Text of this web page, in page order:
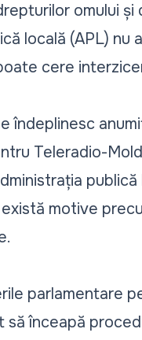
omului și
locală (APL) nu
cere
îndeplinesc
Teleradio-
publică
motive
parlamentare
să înceapă